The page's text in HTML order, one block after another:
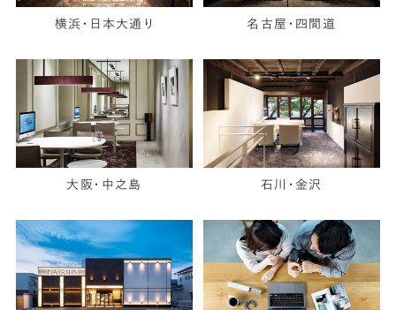
横浜・日本大通り 名古屋・四間道
大阪・中之島 石川・金沢